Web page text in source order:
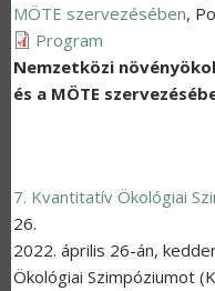
MÖTE szervezésében,
Program
Nemzetközi
és a MÖTE
7. Kvantitatív Ökológiai
26.
2022. április 26-án,
Ökológiai Szimpóziumot